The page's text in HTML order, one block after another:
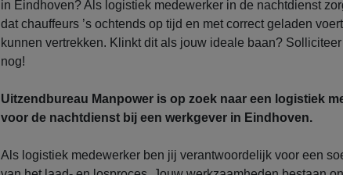
in Eindhoven? Als logistiek medewerker in de nachtdienst
dat chauffeurs ’s ochtends op tijd en met correct geladen
kunnen vertrekken. Klinkt dit als jouw ideale baan?
nog!
Uitzendbureau Manpower is op zoek naar een logistiek
voor de nachtdienst bij een werkgever in Eindhoven.
Als logistiek medewerker ben jij verantwoordelijk voor een